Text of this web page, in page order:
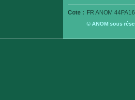
Cote : FR ANOM
© ANOM sous